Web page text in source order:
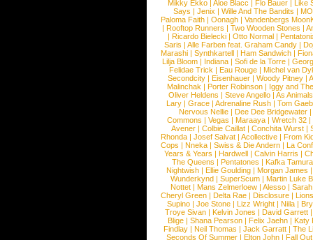
Mikky Ekko | Aloe Blacc | Flo Bauer | Like
Says | Jenix | Wille And The Bandits | MO
Paloma Faith |Oonagh |Vandenbergs
|Rooftop Runners |Two Wooden Stones |
| Ricardo Bielecki | Otto Normal |
Saris | Alle Farben feat. Graham Candy |
Marashi | Synthkartell | Ham Sandwich |
Lilja Bloom | Indiana | Sofi de la Torre |
Felidae Trick | Eau Rouge | Michel van
Secondcity |Eisenhauer |Woody Pitney |
Malinchak |Porter Robinson | Iggy and
Oliver Heldens |Steve Angello |As Animals
Lary | Grace | Adrenaline Rush | Tom
Nervous Nellie | Dee Dee Bridgewater |
Commons |Vegas |Maraaya |Wretch 32 |
Avener | Colbie Caillat | Conchita Wurst |
Rhonda | Josef Salvat | Acollective | From
Cops | Nneka | Swiss & Die Andern | La
Years & Years |Hardwell |Calvin Harris |
The Queens | Pentatones | Kafka Tamura
Nightwish |Ellie Goulding |Morgan James
Wunderkynd | SuperScum | Martin Luke
Nottet |Mans Zelmerloew |Alesso |
Cheryl Green |Delta Rae |Disclosure |
Supino |Joe Stone |Lizz Wright |Niila |
Troye Sivan | Kelvin Jones | David Garrett
Blige | Shana Pearson | Felix Jaehn | Katy
Findlay |Neil Thomas |Jack Garratt |The
Seconds Of Summer |Elton John |Fall